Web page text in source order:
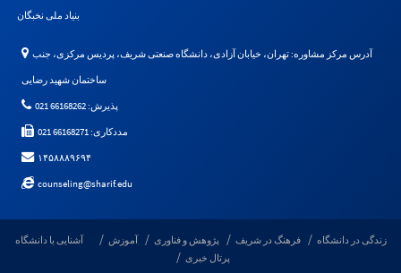
بنیاد ملی نخبگان
ساختمان شهید رضایی
پذیرش: 66168262 021
مددکاری: 66168271 021
۱۴۵۸۸۸۹۶۹۴
counseling@sharif.edu
آشنایی با دانشگاه آموزش پژوهش و فناوری فرهنگ در شریف
زندگی در دانشگاه
پرتال خبری